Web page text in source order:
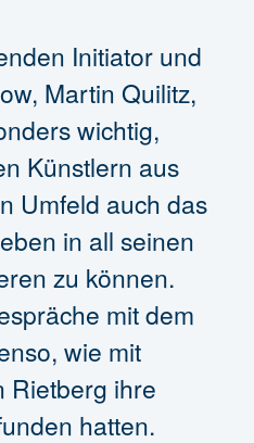
Initiator und
Martin Quilitz,
wichtig,
Künstlern aus
Umfeld auch das
in all seinen
zu können.
mit dem
wie mit
Rietberg ihre
hatten.